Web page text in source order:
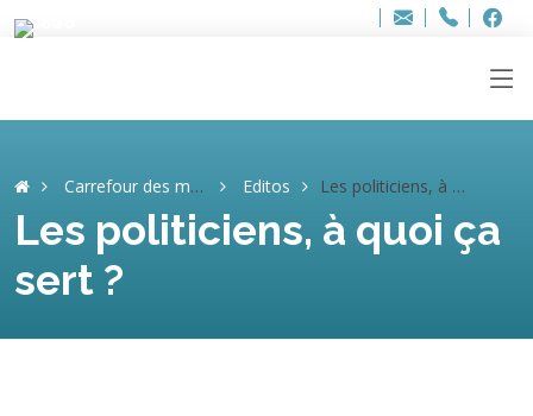
Adresse
info..hâthe..
Tel.
Tel.
Carrefour des mémoires Editos Les politiciens, à quoi ça sert ?
Les politiciens, à quoi ça
sert ?